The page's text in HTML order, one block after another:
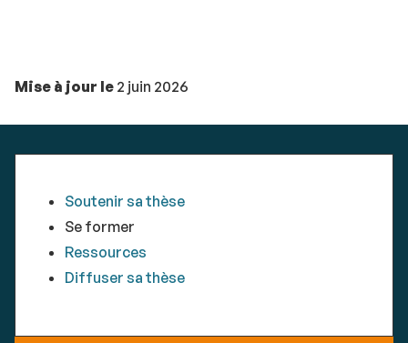
Mise à jour le 2 juin 2026
Soutenir sa thèse
Se former
Ressources
Diffuser sa thèse